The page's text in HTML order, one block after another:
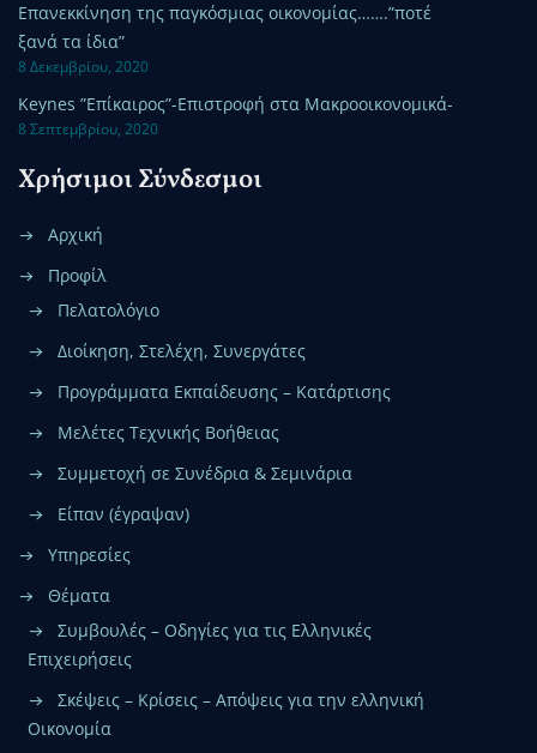
Επανεκκίνηση της παγκόσμιας οικονομίας…….”ποτέ
ξανά τα ίδια”
8 Δεκεμβρίου, 2020
Keynes ”Επίκαιρος”-Επιστροφή στα Μακροοικονομικά-
8 Σεπτεμβρίου, 2020
Χρήσιμοι Σύνδεσμοι
Αρχική
Προφίλ
Πελατολόγιο
Διοίκηση, Στελέχη, Συνεργάτες
Προγράμματα Εκπαίδευσης – Κατάρτισης
Μελέτες Τεχνικής Βοήθειας
Συμμετοχή σε Συνέδρια & Σεμινάρια
Είπαν (έγραψαν)
Υπηρεσίες
Θέματα
Συμβουλές – Οδηγίες για τις Ελληνικές
Επιχειρήσεις
Σκέψεις – Κρίσεις – Απόψεις για την ελληνική
Οικονομία